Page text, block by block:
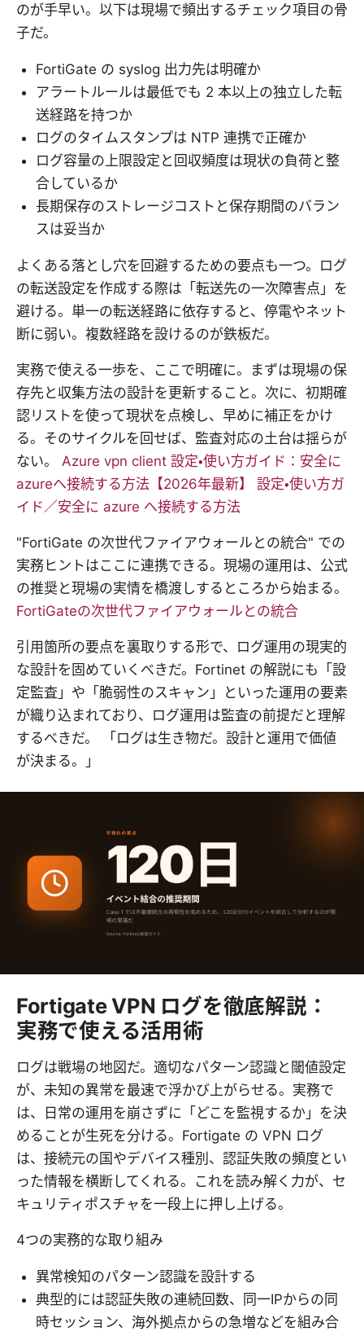
のが手早い。以下は現場で頻出するチェック項目の骨
子だ。
FortiGate の syslog 出力先は明確か
アラートルールは最低でも 2 本以上の独立した転
送経路を持つか
ログのタイムスタンプは NTP 連携で正確か
ログ容量の上限設定と回収頻度は現状の負荷と整
合しているか
長期保存のストレージコストと保存期間のバラン
スは妥当か
よくある落とし穴を回避するための要点も一つ。ログ
の転送設定を作成する際は「転送先の一次障害点」を
避ける。単一の転送経路に依存すると、停電やネット
断に弱い。複数経路を設けるのが鉄板だ。
実務で使える一歩を、ここで明確に。まずは現場の保
存先と収集方法の設計を更新すること。次に、初期確
認リストを使って現状を点検し、早めに補正をかけ
る。そのサイクルを回せば、監査対応の土台は揺らが
ない。 Azure vpn client 設定・使い方ガイド：安全に
azureへ接続する方法【2026年最新】 設定・使い方ガ
イド／安全に azure へ接続する方法
"FortiGate の次世代ファイアウォールとの統合" での
実務ヒントはここに連携できる。現場の運用は、公式
の推奨と現場の実情を橋渡しするところから始まる。
FortiGateの次世代ファイアウォールとの統合
引用箇所の要点を裏取りする形で、ログ運用の現実的
な設計を固めていくべきだ。Fortinet の解説にも「設
定監査」や「脆弱性のスキャン」といった運用の要素
が織り込まれており、ログ運用は監査の前提だと理解
するべきだ。 「ログは生き物だ。設計と運用で価値
が決まる。」
Fortigate VPN ログを徹底解説：
実務で使える活用術
ログは戦場の地図だ。適切なパターン認識と閾値設定
が、未知の異常を最速で浮かび上がらせる。実務で
は、日常の運用を崩さずに「どこを監視するか」を決
めることが生死を分ける。Fortigate の VPN ログ
は、接続元の国やデバイス種別、認証失敗の頻度とい
った情報を横断してくれる。これを読み解く力が、セ
キュリティポスチャを一段上に押し上げる。
4つの実務的な取り組み
異常検知のパターン認識を設計する
典型的には認証失敗の連続回数、同一IPからの同
時セッション、海外拠点からの急増などを組み合